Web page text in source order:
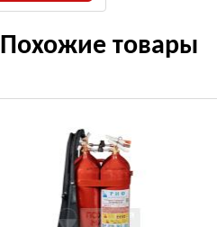
Похожие товары